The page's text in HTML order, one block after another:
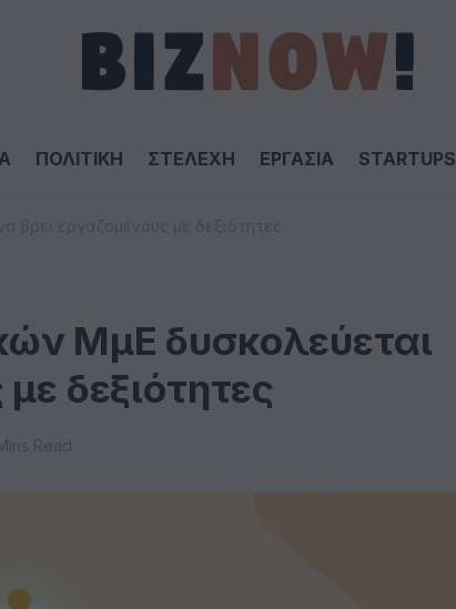
ΠΟΛΙΤΙΚΗ ΣΤΕΛΕΧΗ ΕΡΓΑΣΙΑ STARTUPS
ΜμΕ δυσκολεύεται
δεξιότητες
Read